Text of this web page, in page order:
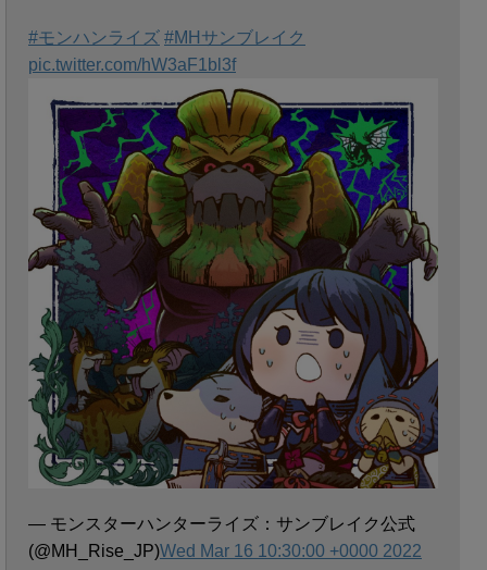
#モンハンライズ #MHサンブレイク
pic.twitter.com/hW3aF1bl3f
— モンスターハンターライズ：サンブレイク公式
(@MH_Rise_JP)Wed Mar 16 10:30:00 +0000 2022